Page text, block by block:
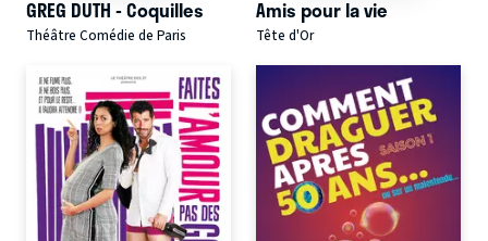
GREG DUTH - Coquilles
Théâtre Comédie de Paris
Amis pour la vie
Tête d'Or